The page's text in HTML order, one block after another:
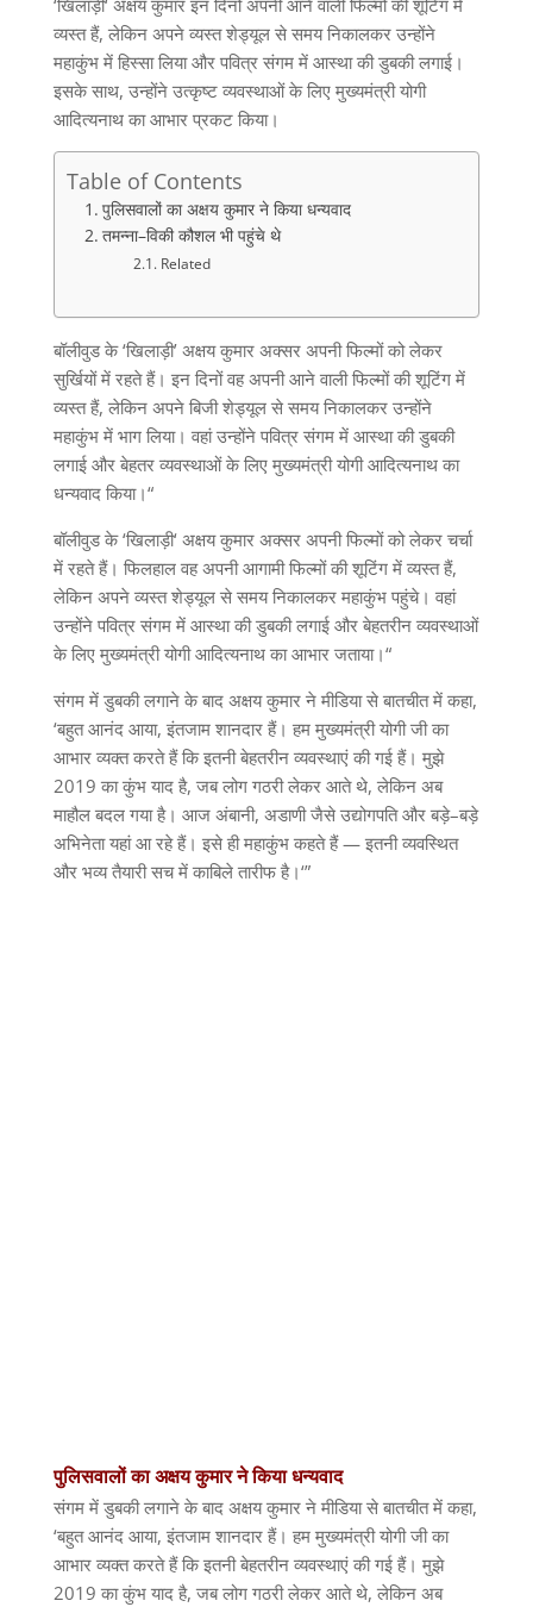
व्यस्त हैं, लेकिन अपने व्यस्त शेड्यूल से समय निकालकर उन्होंने
महाकुंभ में हिस्सा लिया और पवित्र संगम में आस्था की डुबकी लगाई।
इसके साथ, उन्होंने उत्कृष्ट व्यवस्थाओं के लिए मुख्यमंत्री योगी
आदित्यनाथ का आभार प्रकट किया।
Table of Contents
पुलिसवालों का अक्षय कुमार ने किया धन्यवाद
तमन्ना–विकी कौशल भी पहुंचे थे
Related
बॉलीवुड के‘खिलाड़ी’ अक्षय कुमार अक्सर अपनी फिल्मों को लेकर
सुर्खियों में रहते हैं। इन दिनों वह अपनी आने वाली फिल्मों की शूटिंग में
व्यस्त हैं, लेकिन अपने बिजी शेड्यूल से समय निकालकर उन्होंने
महाकुंभ में भाग लिया। वहां उन्होंने पवित्र संगम में आस्था की डुबकी
लगाई और बेहतर व्यवस्थाओं के लिए मुख्यमंत्री योगी आदित्यनाथ का
धन्यवाद किया।“
बॉलीवुड के‘खिलाड़ी‘ अक्षय कुमार अक्सर अपनी फिल्मों को लेकर चर्चा
में रहते हैं। फिलहाल वह अपनी आगामी फिल्मों की शूटिंग में व्यस्त हैं,
लेकिन अपने व्यस्त शेड्यूल से समय निकालकर महाकुंभ पहुंचे। वहां
उन्होंने पवित्र संगम में आस्था की डुबकी लगाई और बेहतरीन व्यवस्थाओं
के लिए मुख्यमंत्री योगी आदित्यनाथ का आभार जताया।“
संगम में डुबकी लगाने के बाद अक्षय कुमार ने मीडिया से बातचीत में कहा,
‘बहुत आनंद आया, इंतजाम शानदार हैं। हम मुख्यमंत्री योगी जी का
आभार व्यक्त करते हैं कि इतनी बेहतरीन व्यवस्थाएं की गई हैं। मुझे
2019 का कुंभ याद है, जब लोग गठरी लेकर आते थे, लेकिन अब
माहौल बदल गया है। आज अंबानी, अडाणी जैसे उद्योगपति और बड़े–बड़े
अभिनेता यहां आ रहे हैं। इसे ही महाकुंभ कहते हैं— इतनी व्यवस्थित
और भव्य तैयारी सच में काबिले तारीफ है।‘”
पुलिसवालोंकाअक्षयकुमारनेकियाधन्यवाद
संगम में डुबकी लगाने के बाद अक्षय कुमार ने मीडिया से बातचीत में कहा,
‘बहुत आनंद आया, इंतजाम शानदार हैं। हम मुख्यमंत्री योगी जी का
आभार व्यक्त करते हैं कि इतनी बेहतरीन व्यवस्थाएं की गई हैं। मुझे
2019 का कुंभ याद है, जब लोग गठरी लेकर आते थे, लेकिन अब